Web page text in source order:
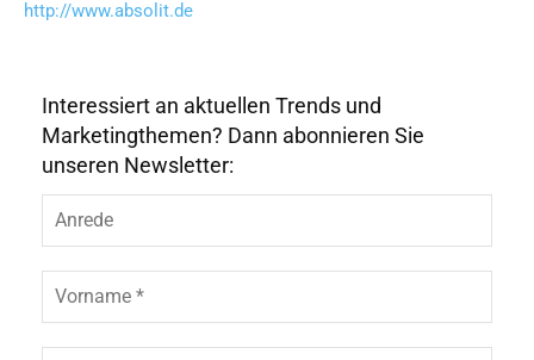
http://www.absolit.de
Interessiert an aktuellen Trends und
Marketingthemen? Dann abonnieren Sie
unseren Newsletter: